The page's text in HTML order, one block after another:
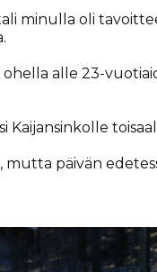
minulla oli
ohella alle 23-
Kaijansinkolle
päivän